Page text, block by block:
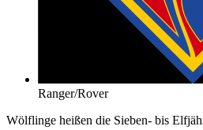
Ranger/Rover
Wölflinge heißen die Sieben- bis